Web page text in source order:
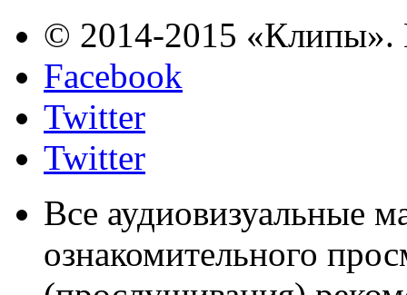
© 2014-2015 «Клипы».
Facebook
Twitter
Twitter
Все аудиовизуальные
ознакомительного